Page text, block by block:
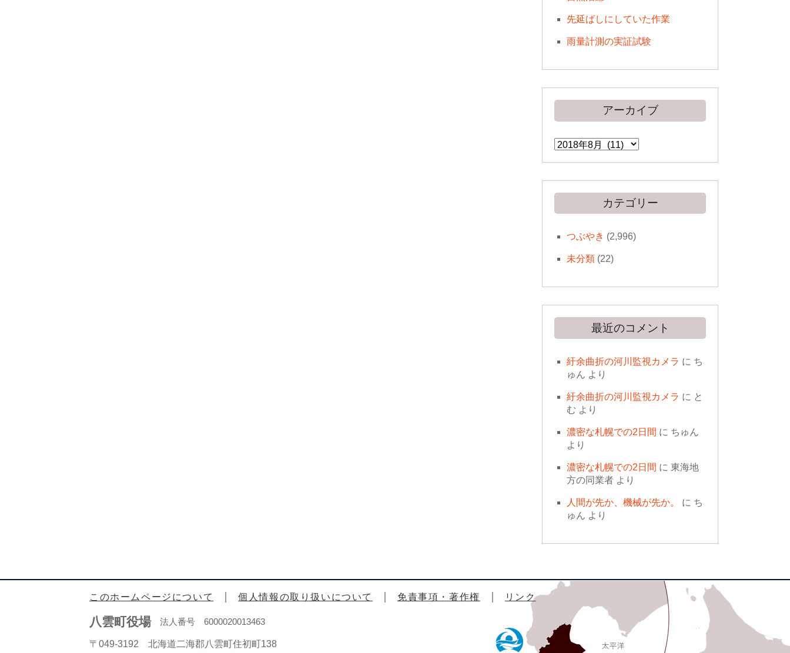
先延ばしにしていた作業
雨量計測の実証試験
アーカイブ
ア
ー
カ
カテゴリー
つぶやき (2,996)
未分類(22)
最近のコメント
紆余曲折の河川監視カメラ に ち
ゅん より
紆余曲折の河川監視カメラ に と
む より
濃密な札幌での2日間 に ちゅん
より
濃密な札幌での2日間 に 東海地
方の同業者より
人間が先か、機械が先か。 に ち
ゅん より
このホームページについて 個人情報の取り扱いについて 免責事項・著作権 リンク
八雲町役場法人番号 6000020013463
〒049-3192 北海道二海郡八雲町住初町138